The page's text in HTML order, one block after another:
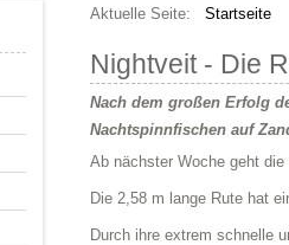
Aktuelle Seite: Startseite
Nightveit - Die
Nach dem großen Erfolg
Nachtspinnfischen auf
Ab nächster Woche geht
Die 2,58 m lange Rute hat
Durch ihre extrem schnelle